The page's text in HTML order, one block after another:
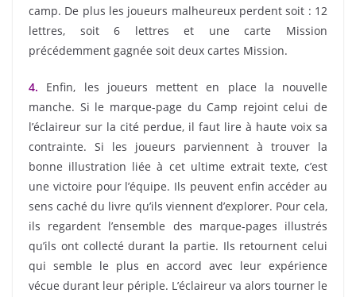
camp. De plus les joueurs malheureux perdent soit : 12
lettres, soit 6 lettres et une carte Mission
précédemment gagnée soit deux cartes Mission.
4.
Enfin, les joueurs mettent en place la nouvelle
manche. Si le marque-page du Camp rejoint celui de
l’éclaireur sur la cité perdue, il faut lire à haute voix sa
contrainte. Si les joueurs parviennent à trouver la
bonne illustration liée à cet ultime extrait texte, c’est
une victoire pour l’équipe. Ils peuvent enfin accéder au
sens caché du livre qu’ils viennent d’explorer. Pour cela,
ils regardent l’ensemble des marque-pages illustrés
qu’ils ont collecté durant la partie. Ils retournent celui
qui semble le plus en accord avec leur expérience
vécue durant leur périple. L’éclaireur va alors tourner le